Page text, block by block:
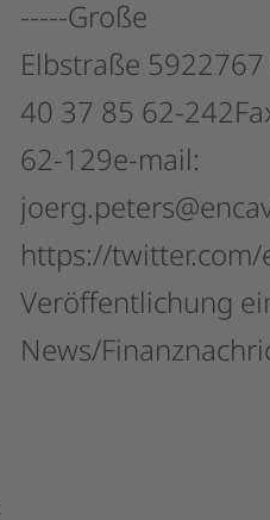
-----Große
Elbstraße 5922767
40 37 85 62-
62-129e-mail:
https://twitter.com/
Veröffentlichung
News/